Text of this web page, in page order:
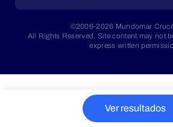
Ver resultados
©2006-2026 Mundomar
All Rights Reserved. Site content may not
express written